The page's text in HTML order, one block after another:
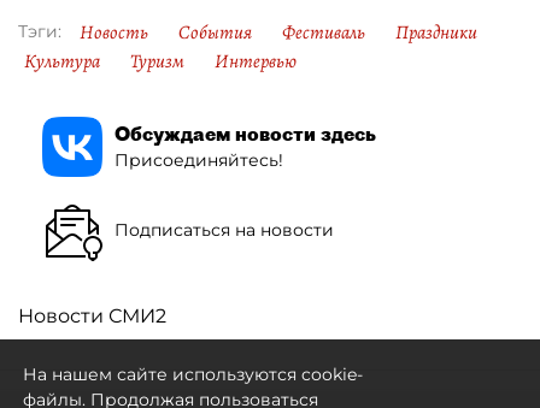
Тэги: Новость События Фестиваль
Праздники
Культура
Туризм Интервью
Обсуждаем новости здесь
Присоединяйтесь!
Подписаться на новости
Новости СМИ2
На нашем сайте используются cookie-
файлы. Продолжая пользоваться